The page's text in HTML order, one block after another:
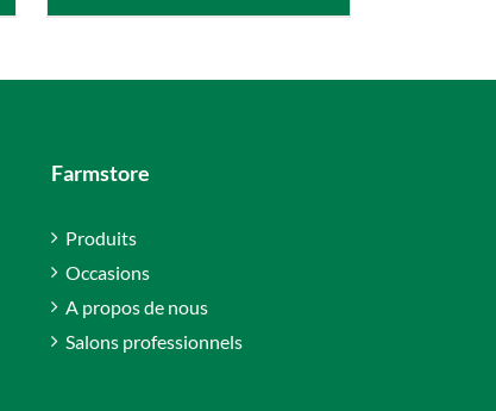
Farmstore
Produits
Occasions
A propos de nous
Salons professionnels